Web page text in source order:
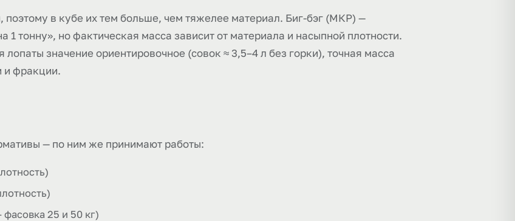
в кубе их тем больше, чем тяжелее материал. Биг-бэг (МКР) —
1 тонну», но фактическая масса зависит от материала и насыпной плотности.
значение ориентировочное (совок ≈ 3,5–4 л без горки), точная масса
и фракции.
— по ним же принимают работы:
25 и 50 кг)